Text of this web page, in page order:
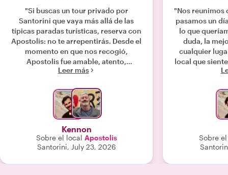
"Si buscas un tour privado por
Santorini que vaya más allá de las
típicas paradas turísticas, reserva con
Apostolis: no te arrepentirás. Desde el
momento en que nos recogió,
Apostolis fue amable, atento,
profesional y muy puntual. En lugar de
estándar, adaptó la experiencia para
mostrarnos un lado más auténtico de
la isla. Visitamos el faro, la hermosa
playa de arena negra y varios lugares
fuera de lo común que nunca
habríamos descubierto por nuestra
ideas fascinantes sobre la historia, la
Leer más
Kennon
Sobre el local Apostolis
Santorini, July 23, 2026
"Nos reunimos
pasamos un
lo que
duda, la
cualquier
local que
su trabajo y
fue aún más
Sobre